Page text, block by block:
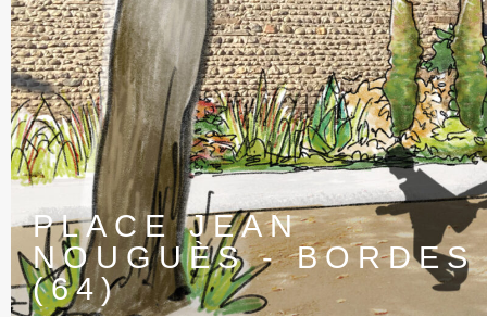
PLACE JEAN
NOUGUÈS - BORDES
(64)